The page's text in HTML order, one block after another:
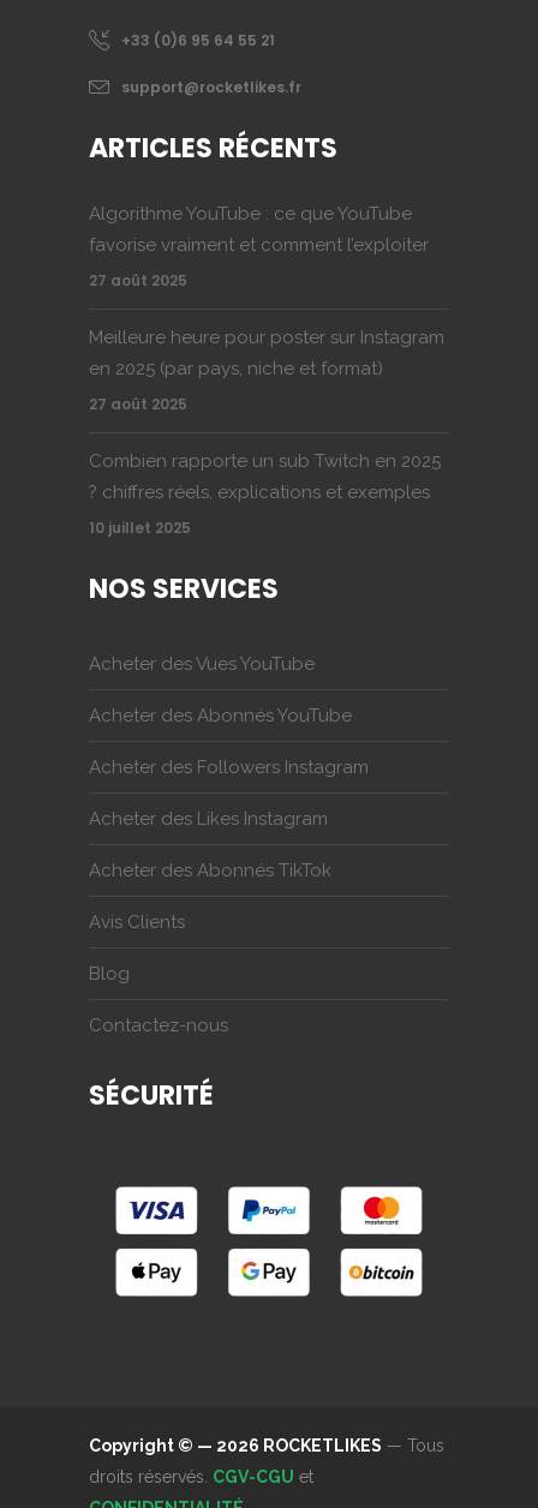
+33 (0)6 95 64 55 21
support@rocketlikes.fr
ARTICLES RÉCENTS
Algorithme YouTube : ce que YouTube
favorise vraiment et comment l’exploiter
27 août 2025
Meilleure heure pour poster sur Instagram
en 2025 (par pays, niche et format)
27 août 2025
Combien rapporte un sub Twitch en 2025
? chiffres réels, explications et exemples
10 juillet 2025
NOS SERVICES
Acheter des Vues YouTube
Acheter des Abonnés YouTube
Acheter des Followers Instagram
Acheter des Likes Instagram
Acheter des Abonnés TikTok
Avis Clients
Blog
Contactez-nous
SÉCURITÉ
Copyright © — 2026 ROCKETLIKES — Tous
droits réservés. CGV-CGU et